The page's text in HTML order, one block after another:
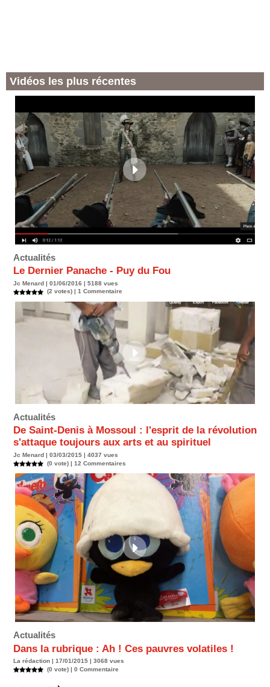
Vidéos les plus récentes
Actualités
Le Dernier Panache - Puy du Fou
Jc Menard | 01/06/2016 | 5188 vues
(2 votes) | 1 Commentaire
Actualités
De Saint-Denis à Mossoul : l'esprit de la révolution
s'attaque toujours aux arts et au spirituel
Jc Menard | 03/03/2015 | 4037 vues
(0 vote) | 12 Commentaires
Actualités
Dans la rubrique : Ah ! Ces pauvres volatiles !
La rédaction | 17/01/2015 | 3068 vues
(0 vote) | 0 Commentaire